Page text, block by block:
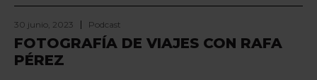
30 junio, 2023 Podcast
FOTOGRAFÍA DE VIAJES CON RAFA
PÉREZ